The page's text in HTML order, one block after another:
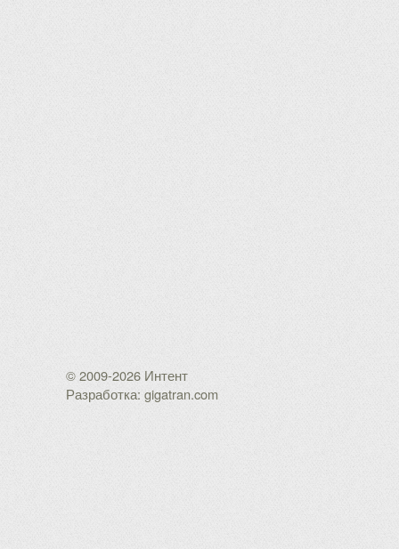
© 2009-2026 Интент
Разработка: gigatran.com